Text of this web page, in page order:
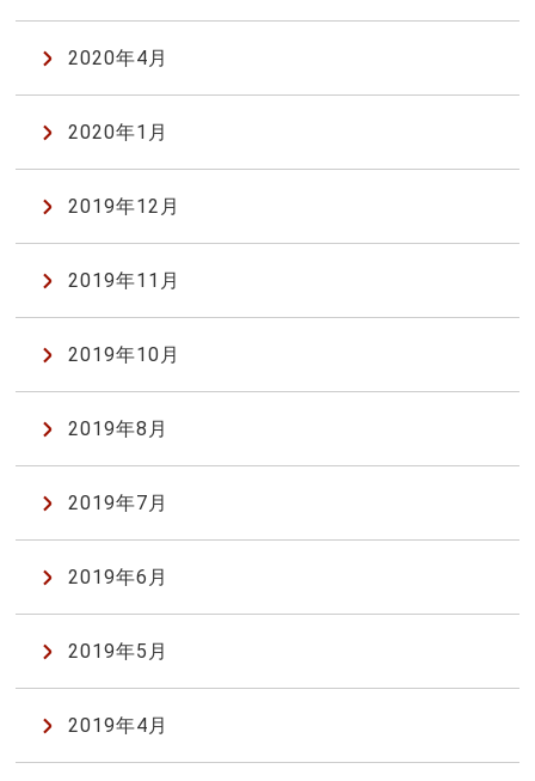
2020年4月
2020年1月
2019年12月
2019年11月
2019年10月
2019年8月
2019年7月
2019年6月
2019年5月
2019年4月